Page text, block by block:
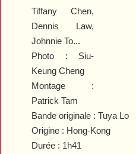
Tiffany Chen,
Dennis Law,
Johnnie To...
Photo : Siu-
Keung Cheng
Montage :
Patrick Tam
Bande originale : Tuya Lo
Origine : Hong-Kong
Durée : 1h41